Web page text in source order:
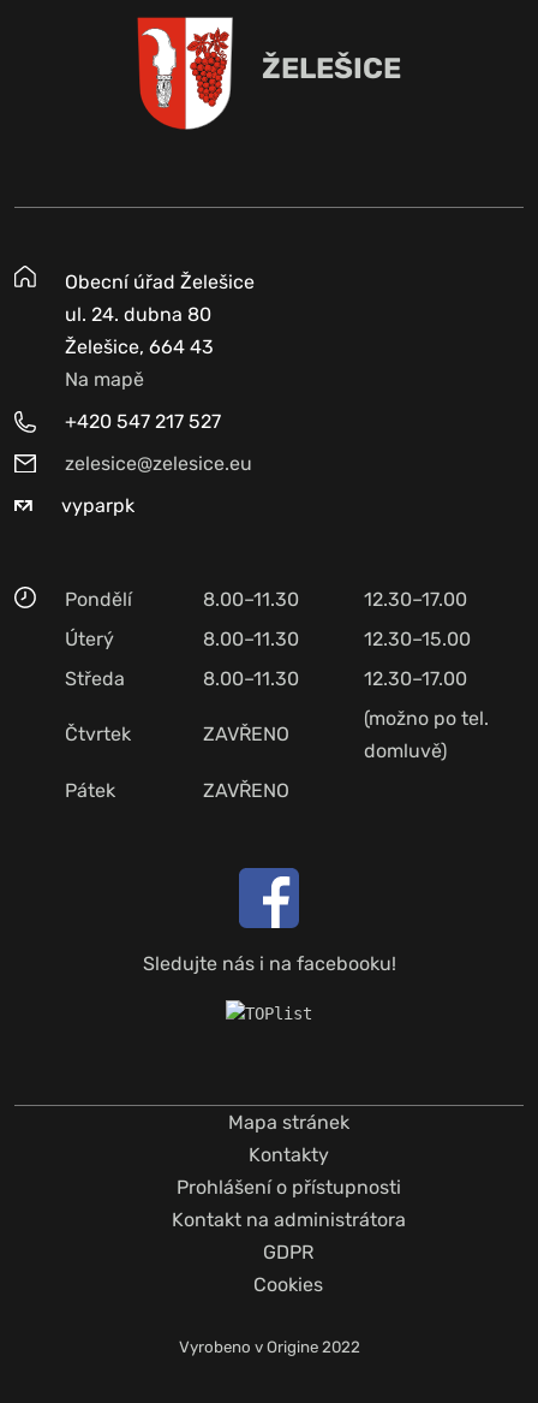
ŽELEŠICE
Obecní úřad Želešice
ul. 24. dubna 80
Želešice, 664 43
Na mapě
+420 547 217 527
zelesice@zelesice.eu
vyparpk
Pondělí 8.00–11.30
12.30–17.00
Úterý
8.00–11.30
12.30–15.00
Středa
8.00–11.30 12.30–17.00
Čtvrtek ZAVŘENO
(možno po tel.
domluvě)
Pátek
ZAVŘENO
Sledujte nás i na facebooku!
Mapa stránek
Kontakty
Prohlášení o přístupnosti
Kontakt na administrátora
GDPR
Cookies
Vyrobeno v Origine2022